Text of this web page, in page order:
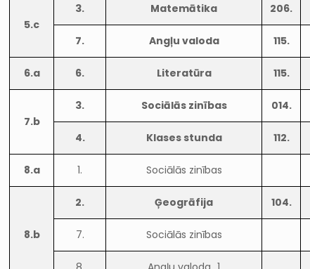
5.c
3. Matemātika 206.
7. Angļu valoda 115.
6.a 6. Literatūra 115.
7.b
3. Sociālās zinības 014.
4. Klases stunda 112.
8.a 1. Sociālās zinības
8.b
2. Ģeogrāfija 104.
7. Sociālās zinības